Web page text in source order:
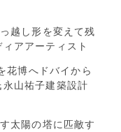
越し形を変えて残
アアーティスト
花博へドバイから
山祐子建築設計
太陽の塔に匹敵す